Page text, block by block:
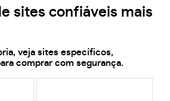
sites confiáveis mais
veja sites específicos,
comprar com segurança.